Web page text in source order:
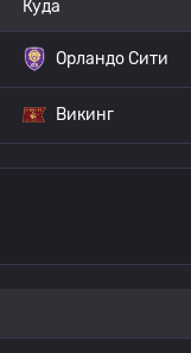
Куда
Орландо Сити
Викинг